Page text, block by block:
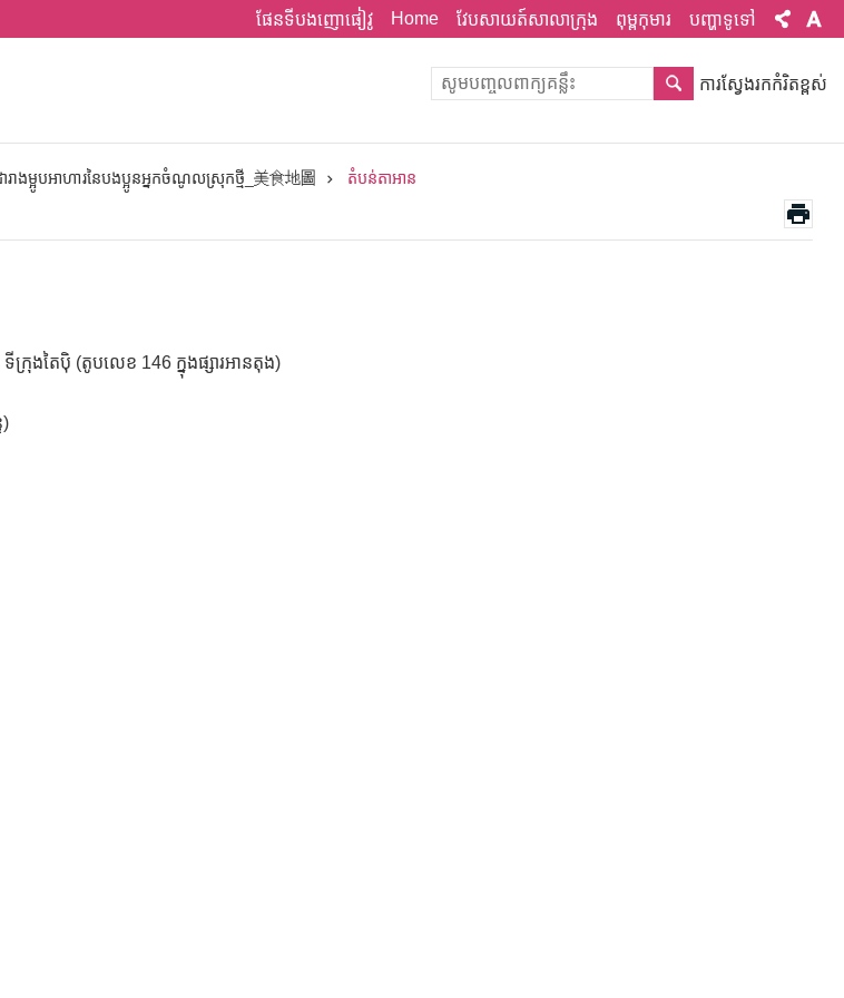
ផែនទីបងញោផៀវូ Home វែបសាយត៍សាលាក្រុង ពុម្ពកុមារ បញ្ហាទូទៅ
ការស្វែងរកកំរិតខ្ពស់
រាងម្អូបអាហារនៃបងប្អូនអ្នកចំណូលស្រុកថ្មី_美食地圖 តំបន់តាអាន
ទីក្រុងតៃប៉ិ (តូបលេខ 146 ក្នុងផ្សារអានតុង)
)